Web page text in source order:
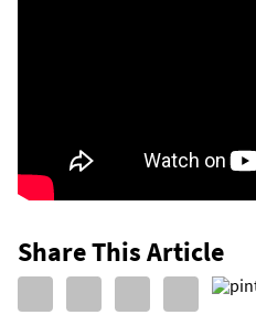
Share This Article